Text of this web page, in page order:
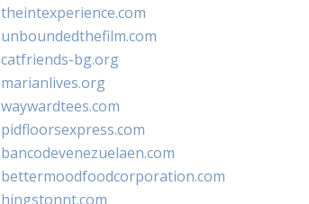
theintexperience.com
unboundedthefilm.com
catfriends-bg.org
marianlives.org
waywardtees.com
pidfloorsexpress.com
bancodevenezuelaen.com
bettermoodfoodcorporation.com
hingstonnt.com